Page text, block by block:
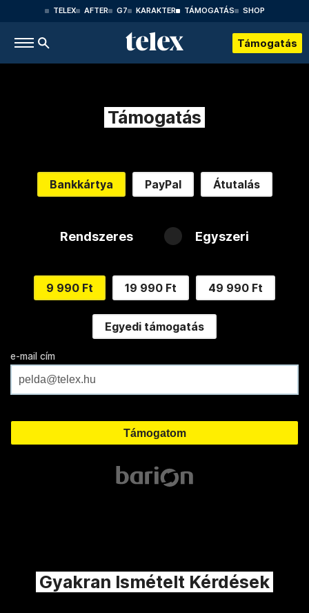
TELEX AFTER G7 KARAKTER TÁMOGATÁS SHOP
Támogatás
Támogatás
Bankkártya PayPal Átutalás
Rendszeres Egyszeri
9 990 Ft 19 990 Ft 49 990 Ft
Egyedi támogatás
e-mail cím
Gyakran Ismételt Kérdések